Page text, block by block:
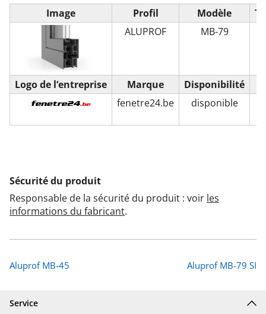
Image
Profil
ALUPROF
Modèle
MB-79
Logo de l‘entreprise
Marque
fenetre24.be
Disponibilité
disponible
Sécurité du produit
Responsable de la sécurité du produit : voir les
informations du fabricant.
Aluprof MB-45 Aluprof MB-79 SI
Service